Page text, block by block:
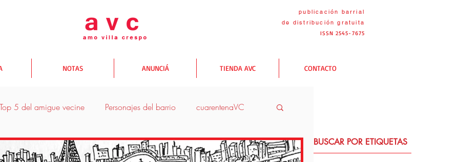
publicación barrial
de distribucióngratuita
ISSN 2545-7675
NOTAS ANUNCIÁ TIENDA AVC CONTACTO
Top 5 del amigue vecine Personajes del barrio cuarentenaVC
donde comer donde salir donde comprar Yo te AVC
BUSCAR POR ETIQUETAS